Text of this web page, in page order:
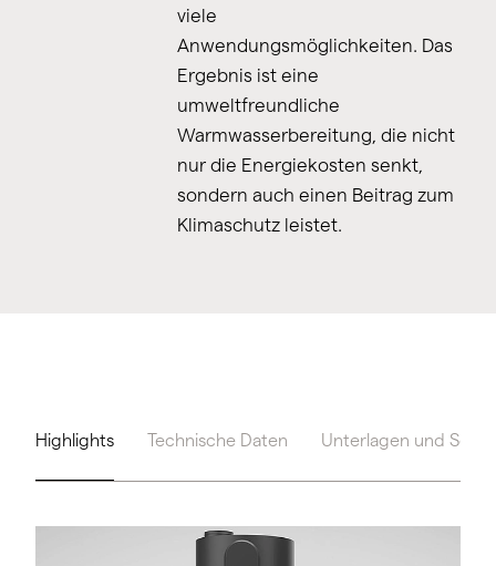
viele
Anwendungsmöglichkeiten. Das
Ergebnis ist eine
umweltfreundliche
Warmwasserbereitung, die nicht
nur die Energiekosten senkt,
sondern auch einen Beitrag zum
Klimaschutz leistet.
Highlights Technische Daten Unterlagen und